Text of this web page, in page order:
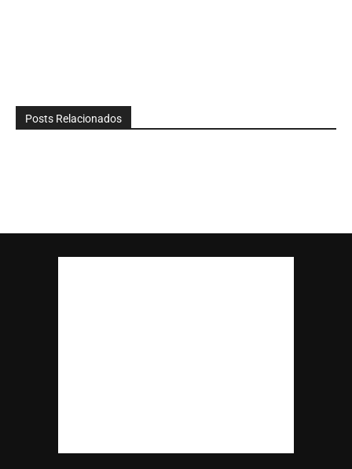
Posts Relacionados